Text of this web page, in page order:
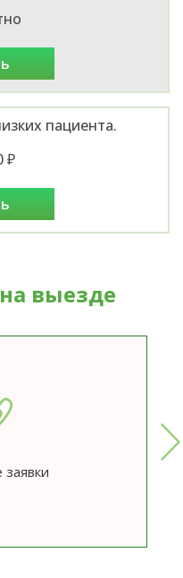
пациента.
₽
выезде